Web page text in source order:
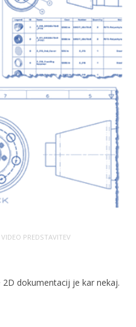
PREDSTAVITEV
dokumentacij je kar nekaj.